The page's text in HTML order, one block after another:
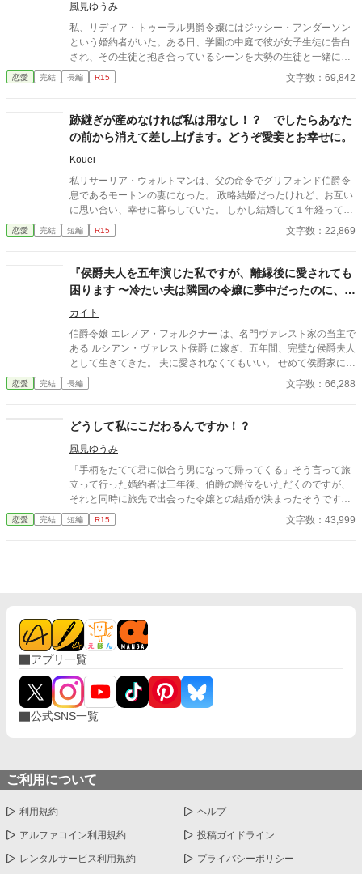
―。 形だけの結婚をしたはずのふたりは、愛で結ばれた本物の
夫婦になれるのか。 ★HOTランキング最高２位をいただきまし
た！ ありがとうございます！ ※書き上げ済みなので完結保証。
他サイトでも掲載中です。
風見ゆうみ
私、リディア・トゥーラル男爵令嬢にはジッシー・アンダーソン
という婚約者がいた。ある日、学園の中庭で彼が女子生徒に告白
され、その生徒と抱き合っているシーンを大勢の生徒と一緒に見
てしまった上に、その場で婚約破棄を要求されてしまう。 婚約破
棄を要求されてすぐに、ミラン・ミーグス公爵令息から求婚さ
迷ったけれど、彼の両親から身を引く様にお願いされ、ミランを
諦める事に決める。 そんな私は、学園を辞めて遠くの街に引っ越
し、平民として新しい生活を始めてみたんだけど、ん？ 誰かか
らストーカーされてる？ それだけじゃなく、ミランが私を見つ
け出してしまい…！？ え、これじゃあ、私、何のために引っ越し
たの！？ ※恋愛メインで書くつもりですが、ざまぁ必要のご意見
があれば、微々たるものになりますが、ざまぁを入れるつもりで
す。 ※ざまぁ希望をいただきましたので、タグを「ざまぁ」に変
更いたしました。 ※史実とは関係ない異世界の世界観であり、設
恋愛 完結 長編 R15 文字数：69,842
跡継ぎが産めなければ私は用なし！？ でしたらあなた
の前から消えて差し上げます。どうぞ愛妾とお幸せに。
Kouei
私リサーリア・ウォルトマンは、父の命令でグリフォンド伯爵令
息であるモートンの妻になった。 政略結婚だったけれど、お互い
に思い合い、幸せに暮らしていた。 しかし結婚して１年経っても
子宝に恵まれなかった事で、義父母に愛妾を薦められた夫。 「承
知致しました」 夫は二つ返事で承諾した。 私を裏切らないと言っ
ら、私は喜んで消えて差し上げますわ。 私は切岸に立って、夕日
を見ながら夫に別れを告げた―――… ※この作品は、他サイトに
も投稿しています。
恋愛 完結 短編 R15 文字数：22,869
『侯爵夫人を五年演じた私ですが、離縁後に愛されても
困ります 〜冷たい夫は隣国の令嬢に夢中だったのに、今
さら執着されてももう遅いです〜』
カイト
伯爵令嬢 エレノア・フォルクナー は、名門ヴァレスト家の当主で
ある ルシアン・ヴァレスト侯爵 に嫁ぎ、五年間、完璧な侯爵夫人
として生きてきた。 夫に愛されなくてもいい。 せめて侯爵家にふ
さわしい妻であろう——そう自分に言い聞かせながら。 ルシアン
はいつも冷静で無口だった。 優しい言葉をかけられたことも、名
の隣に立つため努力し続けた。 だが、隣国から美貌の公爵令嬢 ヴ
ィオレット・エヴァンズ が訪れてから、すべてが変わる。 社交界
で注目を集めるヴィオレットに、ルシアンの視線は奪われた。 二
人の親しげな様子に、周囲は囁き始める。 ——侯爵様が愛してい
るのは、侯爵夫人ではない。 嫉妬も、悲しみも、悔しさも。 エレ
ノアはすべて飲み込み、微笑み続けた。 だが、心が完全に擦り切
ルシアン様」 差し出した離縁届に、ルシアンは一切引き留めるこ
の人生を取り戻していく物語。 そして、手放して初めて愛に気づ
いた侯爵が、狂おしいほどの執着で妻を追いかける、切なく甘い
再生の恋物語。
恋愛 完結 長編 文字数：66,288
どうして私にこだわるんですか！？
風見ゆうみ
「手柄をたてて君に似合う男になって帰ってくる」そう言って旅
立って行った婚約者は三年後、伯爵の爵位をいただくのですが、
それと同時に旅先で出会った令嬢との結婚が決まったそうです。
それを知った伯爵令嬢である私、リノア・ブルーミングは悲しい
気持ちなんて全くわいてきませんでした。だって、そんな事にな
てあるんですか？ しかもなぜか、元婚約者とその彼女が田舎に
引っ越した私を追いかけてきて！？ おっとりマイペースなヒロイ
ンとヒロインに恋をしている辺境伯とのラブコメです。ざまぁは
後半です。 ※独自の世界観ですので、設定はゆるめ、ご都合主義
です。
恋愛 完結 短編 R15 文字数：43,999
アプリ一覧
公式SNS一覧
ご利用について
利用規約 ヘルプ
アルファコイン利用規約 投稿ガイドライン
レンタルサービス利用規約 プライバシーポリシー